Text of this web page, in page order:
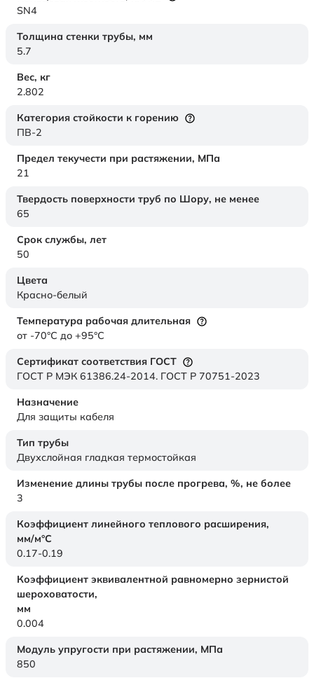
SN4
Толщина стенки трубы, мм
5.7
Вес, кг
2.802
Категория стойкости к горению
ПВ-2
Предел текучести при растяжении, МПа
21
Твердость поверхности труб по Шору, не менее
65
Срок службы, лет
50
Цвета
Красно-белый
Температура рабочая длительная
от -70°C до +95°C
Сертификат соответствия ГОСТ
ГОСТ Р МЭК 61386.24-2014. ГОСТ Р 70751-2023
Назначение
Для защиты кабеля
Тип трубы
Двухслойная гладкая термостойкая
Изменение длины трубы после прогрева, %, не более
3
Коэффициент линейного теплового расширения,
мм/м°С
0.17-0.19
Коэффициент эквивалентной равномерно зернистой
шероховатости,
мм
0.004
Модуль упругости при растяжении, МПа
850